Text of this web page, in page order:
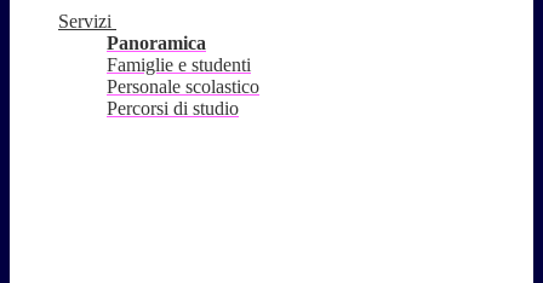
Servizi
Panoramica
Famiglie e studenti
Personale scolastico
Percorsi di studio